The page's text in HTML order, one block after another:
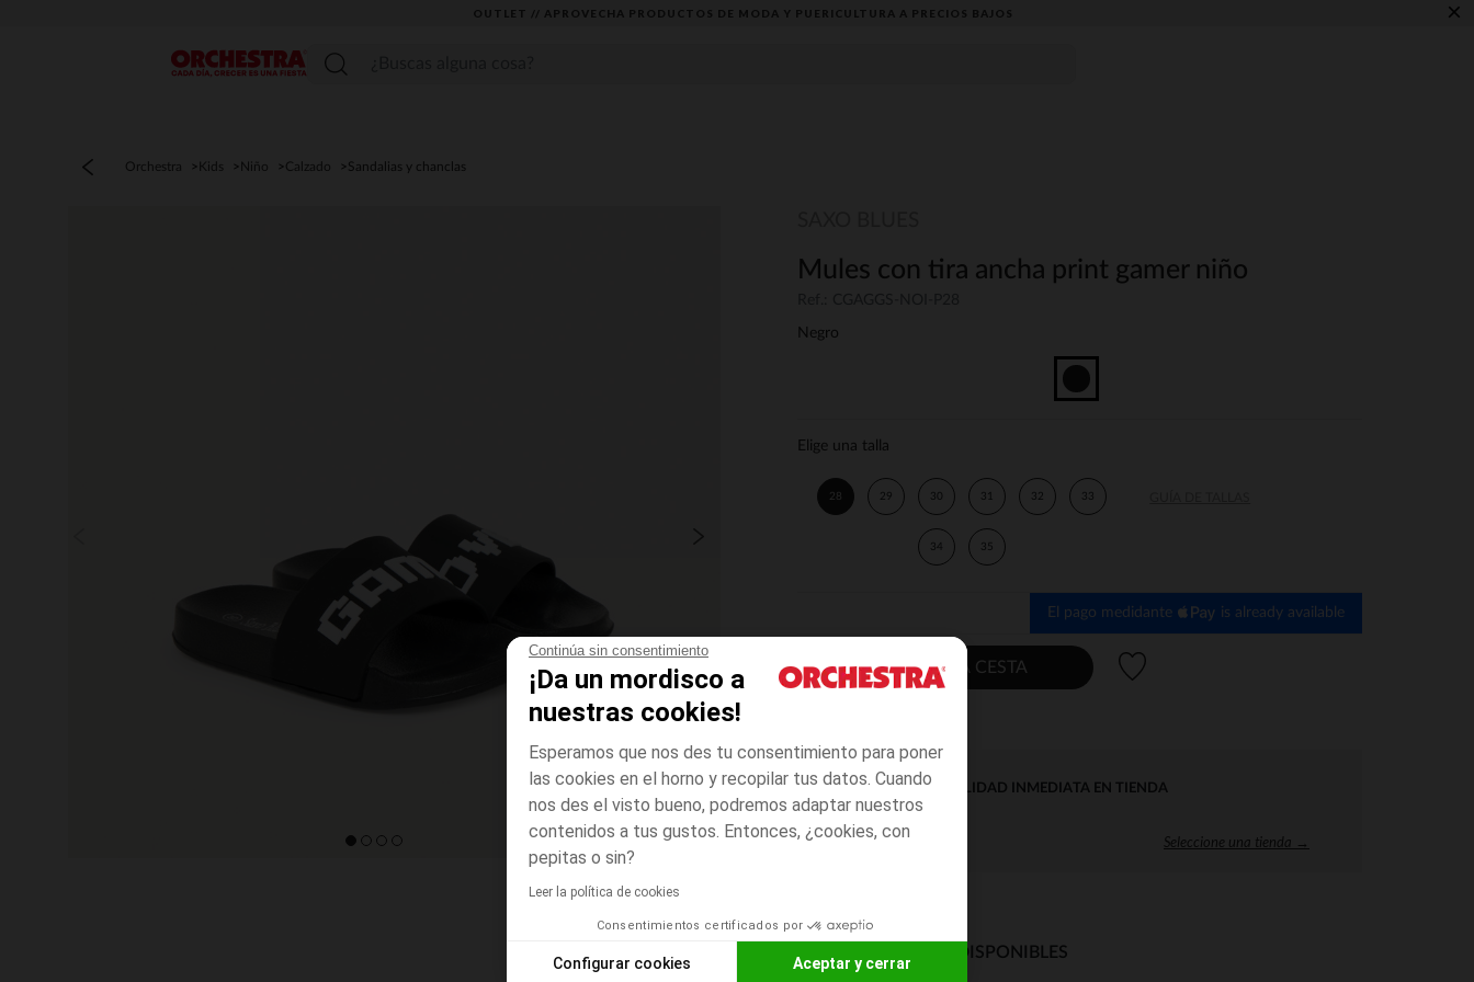
Continúa sin consentimiento
¡Da un mordisco a
nuestras cookies!
Esperamos que nos des tu consentimiento para poner
las cookies en el horno y recopilar tus datos. Cuando
nos des el visto bueno, podremos adaptar nuestros
contenidos a tus gustos. Entonces, ¿cookies, con
pepitas o sin?
Leer la política de cookies
Consentimientos certificados por
Configurar cookies Aceptar y cerrar
OUTLET // APROVECHA PRODUCTOS DE MODA Y PUERICULTURA A PRECIOS BAJOS ×
Menú
Orchestra Kids Niño Calzado Sandalias y chanclas
Mules con tira ancha print gamer niño
Negro
Elige una talla
28 29 30 31 32 33
34 35
El pago medidante is already available
AÑADIR A LA CESTA
DISPONIBILIDAD INMEDIATA EN TIENDA
Seleccione una tienda →
MODOS DE ENVÍO DISPONIBLES